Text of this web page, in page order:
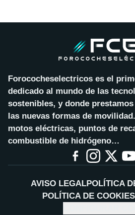
Forococheselectricos es el
dedicado al mundo de las
sostenibles, y donde
las nuevas formas de
motos eléctricas, puntos de
combustible de hidrógeno…
AVISO LEGALPOLÍTICA
POLÍTICA DE COOKIES